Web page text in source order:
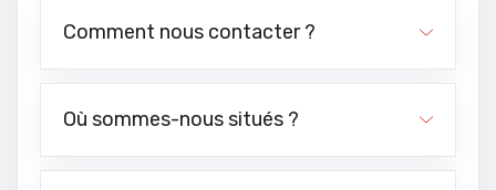
Comment nous contacter ?
Où sommes-nous situés ?